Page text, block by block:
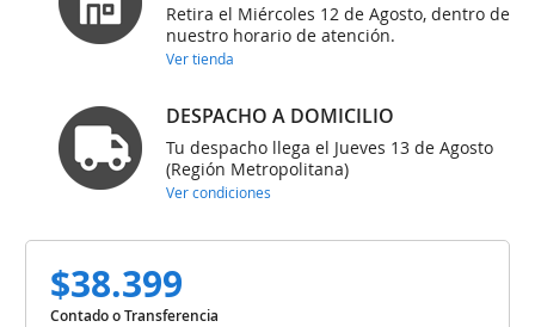
Retira el Miércoles 12 de Agosto, dentro de
nuestro horario de atención.
Ver tienda
DESPACHO A DOMICILIO
Tu despacho llega el Jueves 13 de Agosto
(Región Metropolitana)
Ver condiciones
$38.399
Contado o Transferencia